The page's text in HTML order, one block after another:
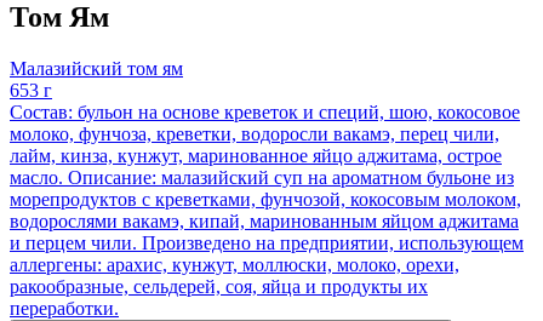
Том Ям
Малазийский том ям
653 г
Состав: бульон на основе креветок и специй, шою, кокосовое
молоко, фунчоза, креветки, водоросли вакамэ, перец чили,
лайм, кинза, кунжут, маринованное яйцо аджитама, острое
масло. Описание: малазийский суп на ароматном бульоне из
морепродуктов с креветками, фунчозой, кокосовым молоком,
водорослями вакамэ, кипай, маринованным яйцом аджитама
и перцем чили. Произведено на предприятии, использующем
аллергены: арахис, кунжут, моллюски, молоко, орехи,
ракообразные, сельдерей, соя, яйца и продукты их
переработки.